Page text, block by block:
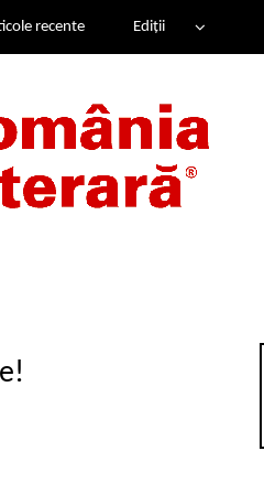
recente Ediții